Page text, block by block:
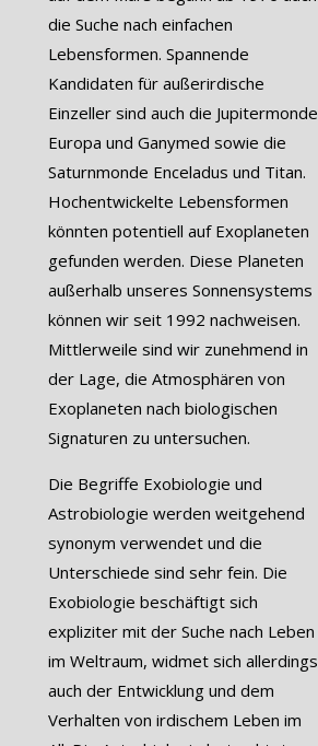
die Suche nach einfachen
Lebensformen. Spannende
Kandidaten für außerirdische
Einzeller sind auch die Jupitermonde
Europa und Ganymed sowie die
Saturnmonde Enceladus und Titan.
Hochentwickelte Lebensformen
könnten potentiell auf Exoplaneten
gefunden werden. Diese Planeten
außerhalb unseres Sonnensystems
können wir seit 1992 nachweisen.
Mittlerweile sind wir zunehmend in
der Lage, die Atmosphären von
Exoplaneten nach biologischen
Signaturen zu untersuchen.
Die Begriffe Exobiologie und
Astrobiologie werden weitgehend
synonym verwendet und die
Unterschiede sind sehr fein. Die
Exobiologie beschäftigt sich
expliziter mit der Suche nach Leben
im Weltraum, widmet sich allerdings
auch der Entwicklung und dem
Verhalten von irdischem Leben im